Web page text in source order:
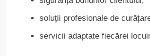
soluții profesionale de
servicii adaptate fiecărei